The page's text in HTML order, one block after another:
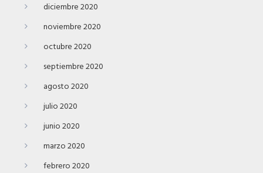
diciembre 2020
noviembre 2020
octubre 2020
septiembre 2020
agosto 2020
julio 2020
junio 2020
marzo 2020
febrero 2020